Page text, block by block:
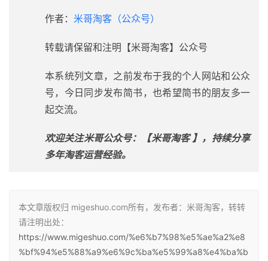
作者： 米哥淘客（公众号）
转载请保留和注明【米哥淘客】公众号
本系统列文章，之前发布于我的个人网站和公众
号，今日同步发布简书，也希望简书的朋友多一
起交流。
欢迎关注米哥公众号：【米哥淘客 】，持续分享
多年淘客运营经验。
本文章版权归 migeshuo.com所有，发布者：米哥淘客，转转
请注明出处：
https://www.migeshuo.com/%e6%b7%98%e5%ae%a2%e8
%bf%94%e5%88%a9%e6%9c%ba%e5%99%a8%e4%ba%b